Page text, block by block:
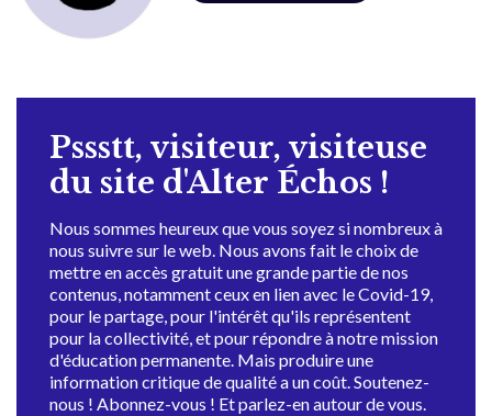
Pssstt, visiteur, visiteuse
du site d'Alter Échos !
Nous sommes heureux que vous soyez si nombreux à
nous suivre sur le web. Nous avons fait le choix de
mettre en accès gratuit une grande partie de nos
contenus, notamment ceux en lien avec le Covid-19,
pour le partage, pour l'intérêt qu'ils représentent
pour la collectivité, et pour répondre à notre mission
d'éducation permanente. Mais produire une
information critique de qualité a un coût. Soutenez-
nous ! Abonnez-vous ! Et parlez-en autour de vous.